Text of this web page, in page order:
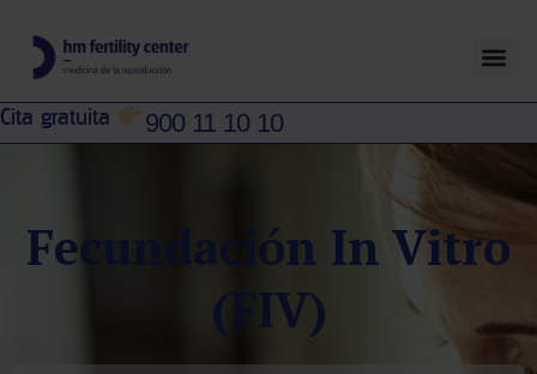
Cita gratuita 900 11 10 10
Fecundación In Vitro
(FIV)